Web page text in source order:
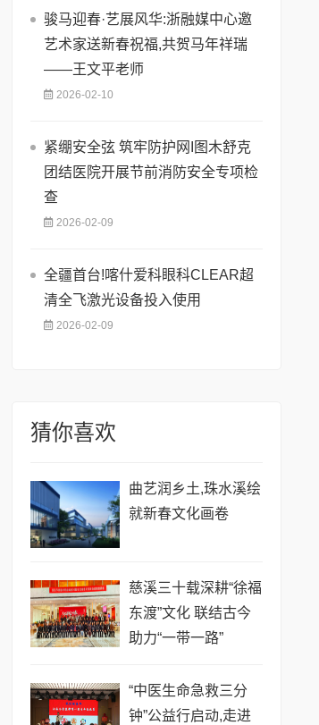
骏马迎春·艺展风华:浙融媒中心邀
艺术家送新春祝福,共贺马年祥瑞
——王文平老师
2026-02-10
紧绷安全弦 筑牢防护网I图木舒克
团结医院开展节前消防安全专项检
查
2026-02-09
全疆首台!喀什爱科眼科CLEAR超
清全飞激光设备投入使用
2026-02-09
猜你喜欢
曲艺润乡土,珠水溪绘
就新春文化画卷
慈溪三十载深耕“徐福
东渡”文化 联结古今
助力“一带一路”
“中医生命急救三分
钟”公益行启动,走进